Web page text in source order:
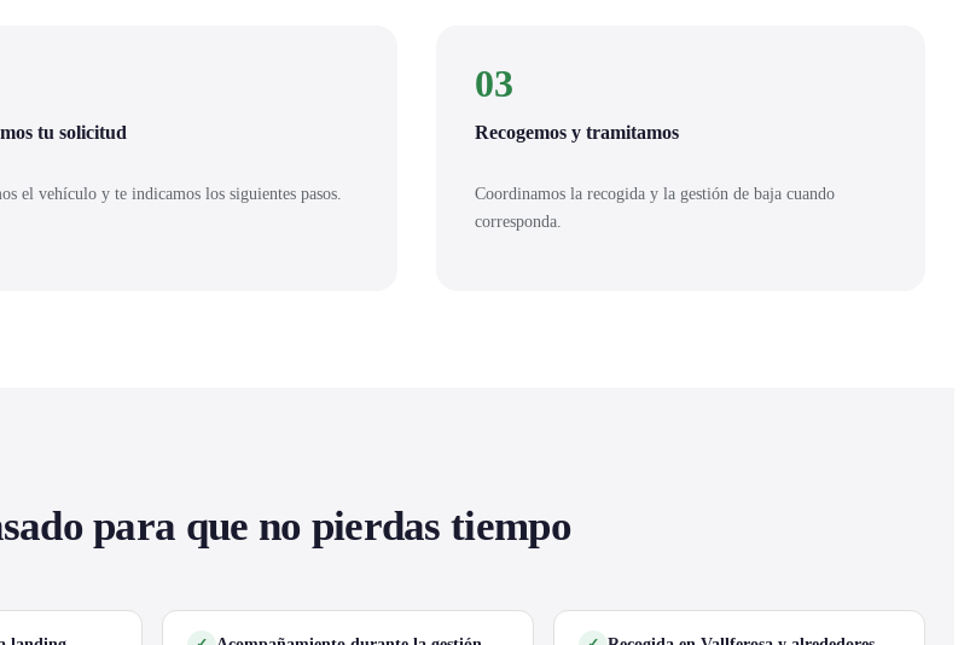
tu solicitud
el vehículo y te indicamos los siguientes pasos.
03
Recogemos y tramitamos
Coordinamos la recogida y la gestión de baja cuando
corresponda.
para que no pierdas tiempo